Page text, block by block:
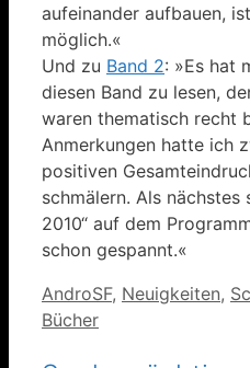
aufeinander aufbauen,
möglich.«
Und zu Band 2: »Es hat
diesen Band zu lesen,
waren thematisch recht
Anmerkungen hatte ich
positiven
schmälern. Als
2010“ auf dem
schon gespannt.«
Kategorien
AndroSF, Neuigkeiten,
Bücher